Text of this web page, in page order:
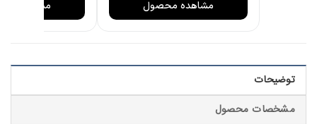
مشاهده محصول مشاهده
توضیحات
مشخصات محصول